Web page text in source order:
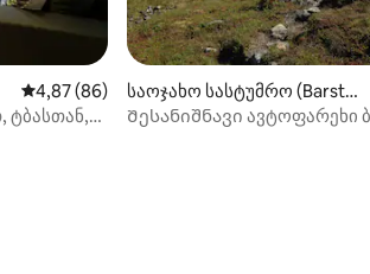
საშუალო შეფასებაა 5‑დან 4,87, 86
4,87 (86)
საოჯახო სასტუმრო (Barstad
vik)
Შესანიშნავი ავტოფარეხი